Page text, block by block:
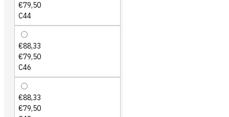
€79,50
C44
€88,33
€79,50
C46
€88,33
€79,50